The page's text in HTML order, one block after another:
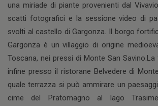
una miriade di piante provenienti dal
scatti fotografici e la sessione video di
svolti al castello di Gargonza. Il borgo
Gargonza è un villaggio di origine
Toscana, nei pressi di Monte San
infine presso il ristorane Belvedere di
quale terrazza si può ammirare un
cime del Pratomagno al lago